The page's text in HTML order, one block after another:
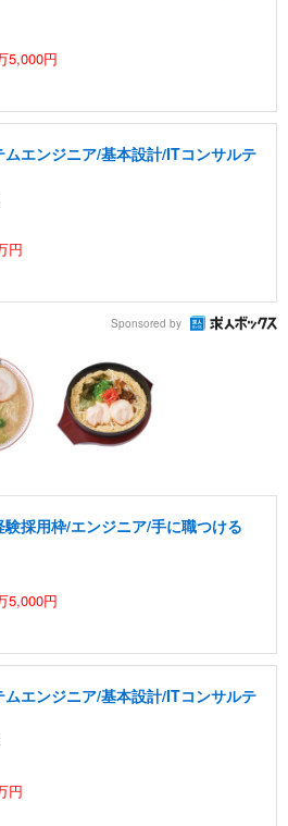
5,000円
エンジニア/基本設計/ITコンサルテ
円
Sponsored by
験採用枠/エンジニア/手に職つける
5,000円
エンジニア/基本設計/ITコンサルテ
円